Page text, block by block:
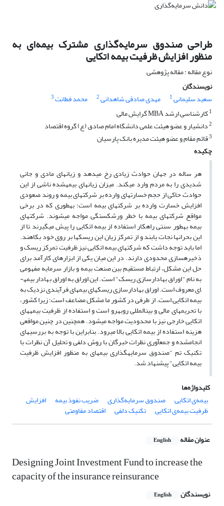
طراحی صندوق سرمایه‌گذاری مشترک بیمه‌ای به
منظور افزایش ظرفیت بیمه اتکایی
نوع مقاله : مقاله پژوهشی
نویسندگان
سعید سلیمانی1 مهدی صادقی شاهدانی2 محمد فطانت3
1کارشناسی ارشد MBA گرایش مالی
2دانشیار و عضو هیئت علمی دانشگاه امام صادق (ع) گروه اقتصاد
3قائم مقام و عضو هیئت مدیره بانک پارسیان
چکیده
هر ساله در جهان حوادث زیادی رخ می­دهد و زیان­های مادی و جانی
شدیدی را به مردم وارد می­کند. میزان زیان­های بیمه­شده ناشی از این
حوادث حاکی از حجم خسارت­های وارده بر شرکت­های بیمه و روند صعودی
افزایش خسارت وارده بر شرکت­های بیمه است؛ به­طوری که در برخی
مواقع شرکت­های بیمه با خطر ورشکستگی مواجه می­شوند. شرکت­های
بیمه به­طور سنتی راهکار استفاده از بیمه اتکایی را پیش می­گیرند تا از
این بحران­ها نجات یابند و از تمرکز زیان این ریسک­ها بر روی خود بکاهند.
اما باید توجه داشت که شرکت­های بیمه اتکایی نیز ظرفیت تمرکز ریسک و
ذخیره­سازی محدودی دارند. در این میان یکی از ابزارهای کارآمد برای
حل این مشکل، ارتباط مستقیم بین صنعت بیمه و بازار سرمایه مفهومی
به نام "اوراق بهادارسازی ریسک" است. این اوراق به اوراق بهادار بیمه­
ای معروف است. اوراق بهادارسازی ریسک­های بیمه­ای فرآیندی نزدیک به
بیمه اتکایی است. از طرفی در کشور ما مشکل مضاعف است؛ زیرا کشور،
با تحریم­های مالی و بین­المللی روبه­رو است و استفاده از ظرفیت بیمه­های
اتکایی خارجی نیز با محدودیت مواجه می­شود. هم­چنین در چنین مواقعی
هزینه استفاده از بیمه اتکایی بالا می­رود. بنابراین با توجه به بررسی­های
انجام­شده و جمع­آوری نظرات خبرگان با روش دلفی و تحلیل آن نظرات با
تکنیک تم "صندوق سرمایه­گذاری بیمه­ای به منظور افزایش ظرفیت
بیمه اتکایی" پیشنهاد شد.
کلیدواژه‌ها
بیمه‌ی اتکایی
صندوق سرمایه‌گذاری ضریب نفوذ بیمه افزایش
ظرفیت بیمه‌ی اتکایی تکنیک دلفی اقتصاد مقاومتی
عنوان مقاله English
Designing Joint Investment Fund to increase the
capacity of the insurance reinsurance
نویسندگان English